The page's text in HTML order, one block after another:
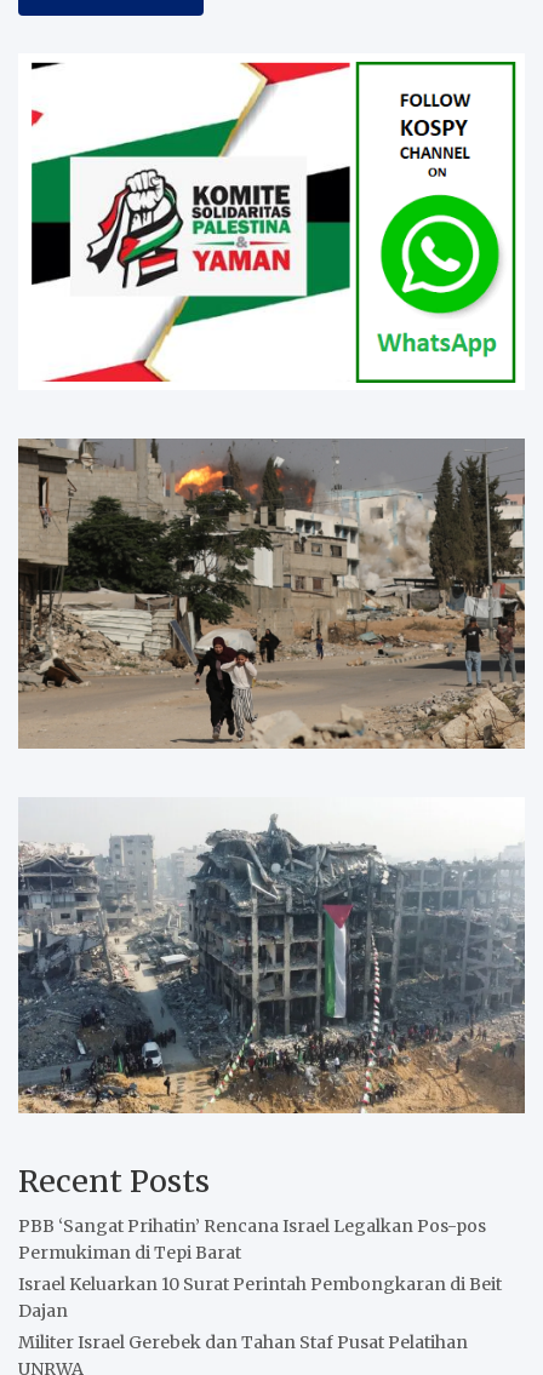
Recent Posts
PBB ‘Sangat Prihatin’ Rencana Israel Legalkan Pos-pos
Permukiman di Tepi Barat
Israel Keluarkan 10 Surat Perintah Pembongkaran di Beit
Dajan
Militer Israel Gerebek dan Tahan Staf Pusat Pelatihan
UNRWA